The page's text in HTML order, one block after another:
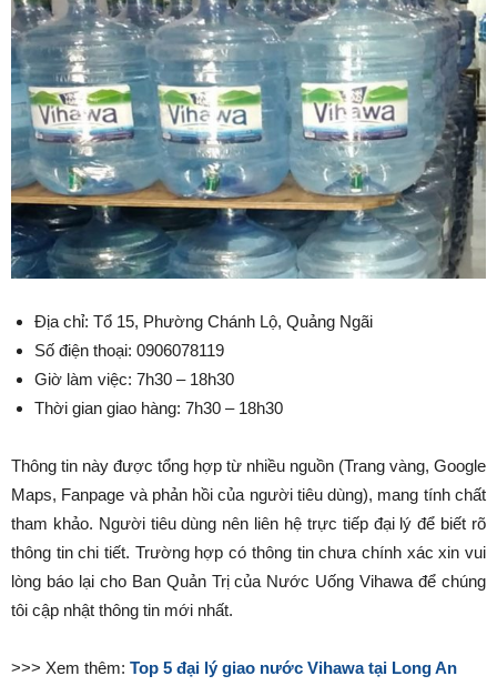
Địa chỉ: Tổ 15, Phường Chánh Lộ, Quảng Ngãi
Số điện thoại: 0906078119
Giờ làm việc: 7h30 – 18h30
Thời gian giao hàng: 7h30 – 18h30
Thông tin này được tổng hợp từ nhiều nguồn (Trang vàng, Google
Maps, Fanpage và phản hồi của người tiêu dùng), mang tính chất
tham khảo. Người tiêu dùng nên liên hệ trực tiếp đại lý để biết rõ
thông tin chi tiết. Trường hợp có thông tin chưa chính xác xin vui
lòng báo lại cho Ban Quản Trị của Nước Uống Vihawa để chúng
tôi cập nhật thông tin mới nhất.
>>> Xem thêm: Top 5 đại lý giao nước Vihawa tại Long An